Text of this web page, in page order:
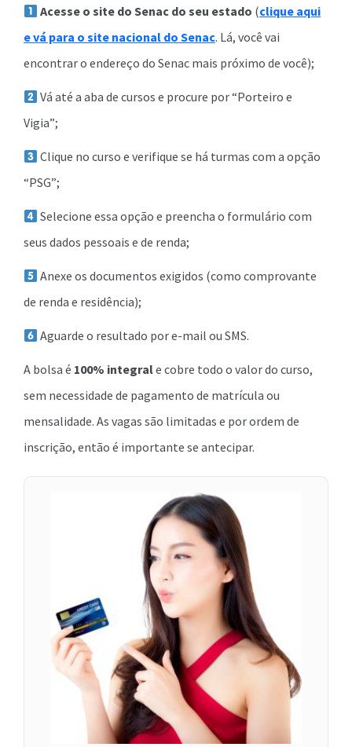
Acesse o site do Senac do seu estado (clique aqui
e vá para o site nacional do Senac. Lá, você vai
encontrar o endereço do Senac mais próximo de você);
Vá até a aba de cursos e procure por “Porteiro e
Vigia”;
Clique no curso e verifique se há turmas com a opção
“PSG”;
Selecione essa opção e preencha o formulário com
seus dados pessoais e de renda;
Anexe os documentos exigidos (como comprovante
de renda e residência);
Aguarde o resultado por e-mail ou SMS.
A bolsa é 100% integrale cobre todo o valor do curso,
sem necessidade de pagamento de matrícula ou
mensalidade. As vagas são limitadas e por ordem de
inscrição, então é importante se antecipar.